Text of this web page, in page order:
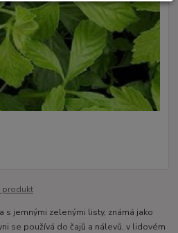
produkt
s jemnými zelenými listy, známá jako
se používá do čajů a nálevů, v lidovém